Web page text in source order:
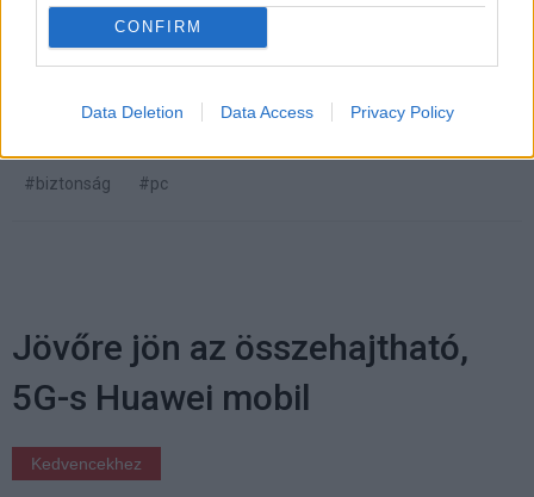
CONFIRM
Data Deletion Data Access Privacy Policy
#adata #hdd #merevlemez
#külső hdd
#biztonság
#pc
Jövőre jön az összehajtható,
5G-s Huawei mobil
Kedvencekhez